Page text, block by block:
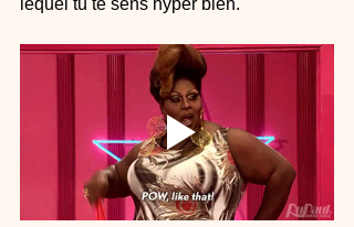
lequel tu te sens hyper bien.